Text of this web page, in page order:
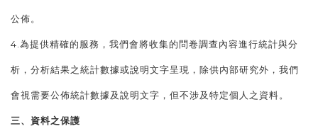
公佈。
4.為提供精確的服務，我們會將收集的問卷調查內容進行統計與分
析，分析結果之統計數據或說明文字呈現，除供內部研究外，我們
會視需要公佈統計數據及說明文字，但不涉及特定個人之資料。
三、資料之保護